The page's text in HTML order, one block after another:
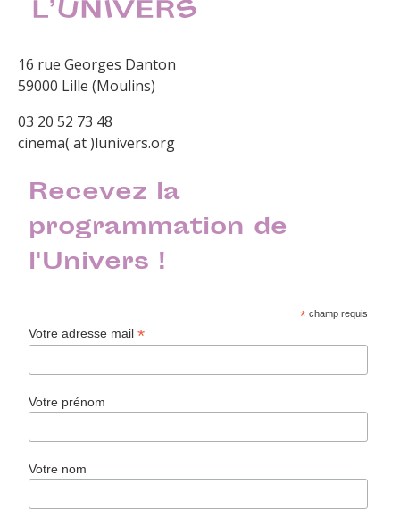
16 rue Georges Danton
59000 Lille (Moulins)
03 20 52 73 48
cinema( at )lunivers.org
Recevez la
programmation de
l'Univers !
* champ requis
Votre adresse mail*
Votre prénom
Votre nom